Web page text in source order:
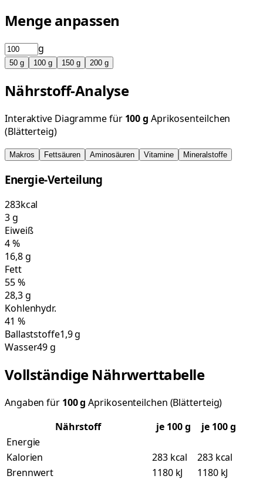
Menge anpassen
g
50 g 100 g 150 g 200 g
Nährstoff-Analyse
Interaktive Diagramme für 100g Aprikosenteilchen
(Blätterteig)
Makros Fettsäuren Aminosäuren Vitamine Mineralstoffe
Energie-Verteilung
283kcal
3g
Eiweiß
4%
16,8g
Fett
55%
28,3g
Kohlenhydr.
41 %
Ballaststoffe1,9 g
Wasser49 g
Vollständige Nährwerttabelle
Angaben für 100g Aprikosenteilchen (Blätterteig)
Nährstoff
je 100g
je 100 g
Energie
Kalorien
283 kcal
283 kcal
Brennwert
1180 kJ 1180 kJ